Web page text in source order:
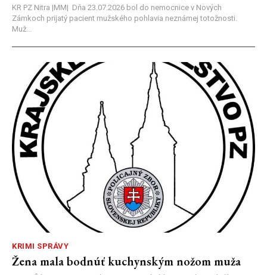
KR PZ Nitra |MM| Dňa 23.07.2026 bol do nemocnice v Nových
Zámkoch prijatý pacient mužského pohlavia neznámej totožnosti.
Muž...
KRIMI SPRÁVY
Žena mala bodnúť kuchynským nožom muža